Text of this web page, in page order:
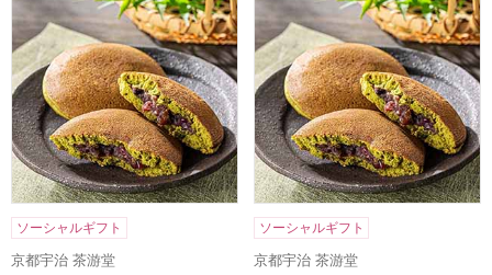
ソーシャルギフト
京都宇治 茶游堂
ソーシャルギフト
京都宇治 茶游堂